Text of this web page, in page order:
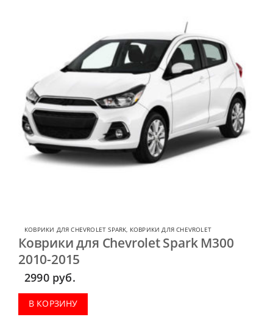
КОВРИКИ ДЛЯ CHEVROLET SPARK, КОВРИКИ ДЛЯ CHEVROLET
Коврики для Chevrolet Spark M300
2010-2015
2990 руб.
В КОРЗИНУ